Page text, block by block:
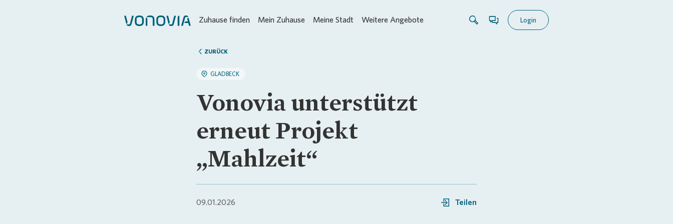
Zuhause finden Mein Zuhause Meine Stadt Weitere Angebote Login
ZURÜCK
GLADBECK
Vonovia unterstützt
erneut Projekt
„Mahlzeit“
09.01.2026 Teilen